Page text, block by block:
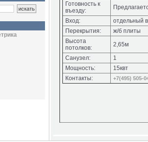
Готовность к
въезду:
Вход:
отдельный
Перекрытия:
ж/б плиты
Высота
потолков:
2,65м
Санузел:
1
Мощность:
15квт
Контакты:
+7(495) 505-